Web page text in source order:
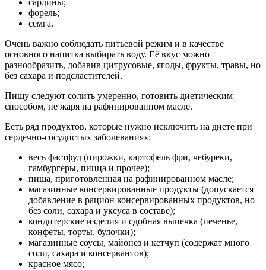
сардины;
форель;
сёмга.
Очень важно соблюдать питьевой режим и в качестве
основного напитка выбирать воду. Её вкус можно
разнообразить, добавив цитрусовые, ягоды, фрукты, травы, но
без сахара и подсластителей.
Пищу следуют солить умеренно, готовить диетическим
способом, не жаря на рафинированном масле.
Есть ряд продуктов, которые нужно исключить на диете при
сердечно-сосудистых заболеваниях:
весь фастфуд (пирожки, картофель фри, чебуреки,
гамбургеры, пицца и прочее);
пища, приготовленная на рафинированном масле;
магазинные консервированные продукты (допускается
добавление в рацион консервированных продуктов, но
без соли, сахара и уксуса в составе);
кондитерские изделия и сдобная выпечка (печенье,
конфеты, торты, булочки);
магазинные соусы, майонез и кетчуп (содержат много
соли, сахара и консервантов);
красное мясо;